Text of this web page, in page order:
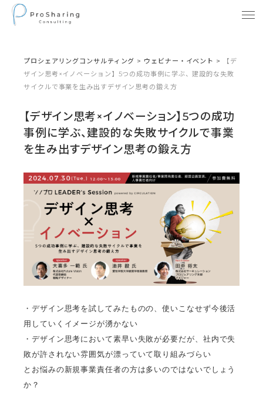
プロシェアリングコンサルティング > ウェビナー・イベント >
【デ
ザイン思考×イノベーション】5つの成功事例に学ぶ、建設的な失敗
サイクルで事業を生み出すデザイン思考の鍛え方
【デザイン思考×イノベーション】5つの成功
事例に学ぶ、建設的な失敗サイクルで事業
を生み出すデザイン思考の鍛え方
・デザイン思考を試してみたものの、使いこなせず今後活
用していくイメージが湧かない
・デザイン思考において素早い失敗が必要だが、社内で失
敗が許されない雰囲気が漂っていて取り組みづらい
とお悩みの新規事業責任者の方は多いのではないでしょう
か？